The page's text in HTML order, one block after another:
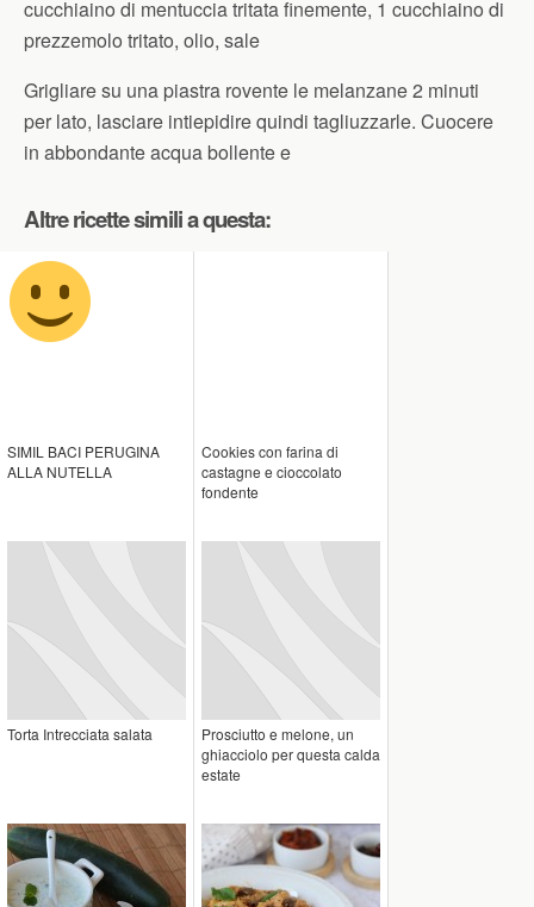
cucchiaino di mentuccia tritata finemente, 1 cucchiaino di
prezzemolo tritato, olio, sale
Grigliare su una piastra rovente le melanzane 2 minuti
per lato, lasciare intiepidire quindi tagliuzzarle. Cuocere
in abbondante acqua bollente e
Altre ricette simili a questa:
SIMIL BACI PERUGINA
ALLA NUTELLA
Cookies con farina di
castagne e cioccolato
fondente
Torta Intrecciata salata
Prosciutto e melone, un
ghiacciolo per questa calda
estate